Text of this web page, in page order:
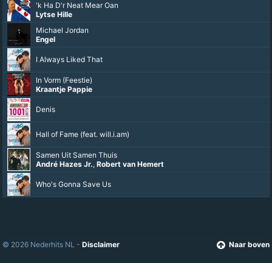
'k Ha D'r Neat Mear Oan
Lytse Hille
Michael Jordan
Engel
I Always Liked That
In Vorm (Feestie)
Kraantje Pappie
Denis
Hall of Fame (feat. will.i.am)
Samen Uit Samen Thuis
André Hazes Jr., Robert van Hemert
Who's Gonna Save Us
Naar boven
© 2026 Nederhits NL - Disclaimer